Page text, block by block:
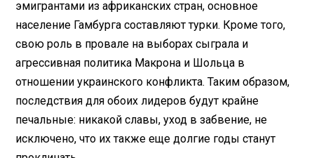
эмигрантами из африканских стран, основное
население Гамбурга составляют турки. Кроме того,
свою роль в провале на выборах сыграла и
агрессивная политика Макрона и Шольца в
отношении украинского конфликта. Таким образом,
последствия для обоих лидеров будут крайне
печальные: никакой славы, уход в забвение, не
исключено, что их также еще долгие годы станут